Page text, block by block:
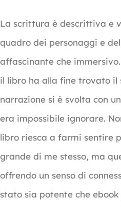
La scrittura è descrittiva e
quadro dei personaggi e
affascinante che
il libro ha alla fine trovato il
narrazione si è svolta con
era impossibile ignorare.
libro riesca a farmi sentire
grande di me stesso, ma
offrendo un senso di
stato sia potente che